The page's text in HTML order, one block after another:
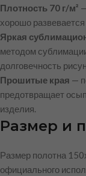
Плотность 70 г/м²
хорошо
Яркая
методом
долговечность
Прошитые края —
предотвращает
изделия.
Размер и
Размер полотна
официального